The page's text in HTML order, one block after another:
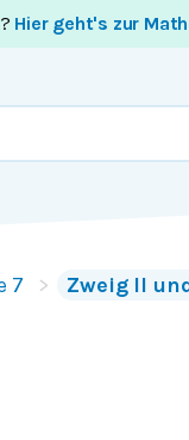
Hier geht's zur
7 Zweig II